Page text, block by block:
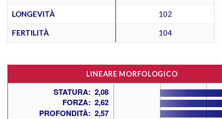
LONGEVITÀ 102
FERTILITÀ 104
LINEARE MORFOLOGICO